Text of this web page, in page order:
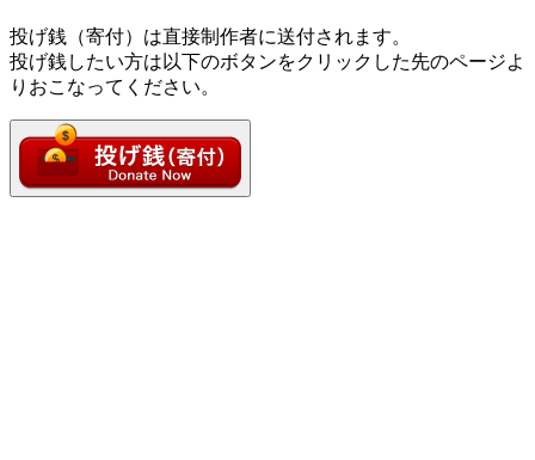
投げ銭（寄付）は直接制作者に送付されます。
投げ銭したい方は以下のボタンをクリックした先のページよ
りおこなってください。